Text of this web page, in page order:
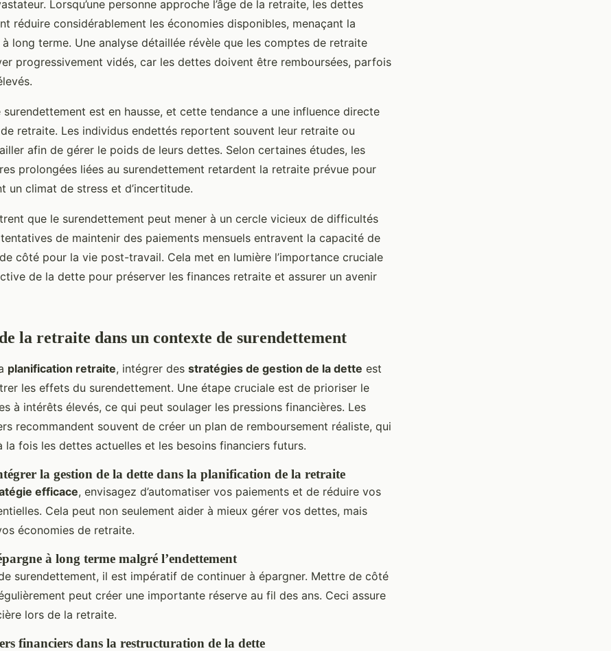
Lorsqu’une personne approche l’âge de la retraite, les dettes
réduire considérablement les économies disponibles, menaçant la
long terme. Une analyse détaillée révèle que les comptes de retraite
progressivement vidés, car les dettes doivent être remboursées, parfois
est en hausse, et cette tendance a une influence directe
retraite. Les individus endettés reportent souvent leur retraite ou
afin de gérer le poids de leurs dettes. Selon certaines études, les
prolongées liées au surendettement retardent la retraite prévue pour
un climat de stress et d’incertitude.
que le surendettement peut mener à un cercle vicieux de difficultés
de maintenir des paiements mensuels entravent la capacité de
côté pour la vie post-travail. Cela met en lumière l’importance cruciale
de la dette pour préserver les finances retraite et assurer un avenir
la retraite dans un contexte de surendettement
planification retraite, intégrer des stratégies de gestion de la dette est
les effets du surendettement. Une étape cruciale est de prioriser le
à intérêts élevés, ce qui peut soulager les pressions financières. Les
recommandent souvent de créer un plan de remboursement réaliste, qui
la fois les dettes actuelles et les besoins financiers futurs.
la gestion de la dette dans la planification de la retraite
efficace, envisagez d’automatiser vos paiements et de réduire vos
Cela peut non seulement aider à mieux gérer vos dettes, mais
économies de retraite.
à long terme malgré l’endettement
surendettement, il est impératif de continuer à épargner. Mettre de côté
peut créer une importante réserve au fil des ans. Ceci assure
lors de la retraite.
financiers dans la restructuration de la dette